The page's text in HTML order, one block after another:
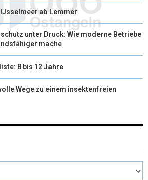
ab Lemmer
unter Druck: Wie moderne Betriebe
mache
8 bis 12 Jahre
Wege zu einem insektenfreien